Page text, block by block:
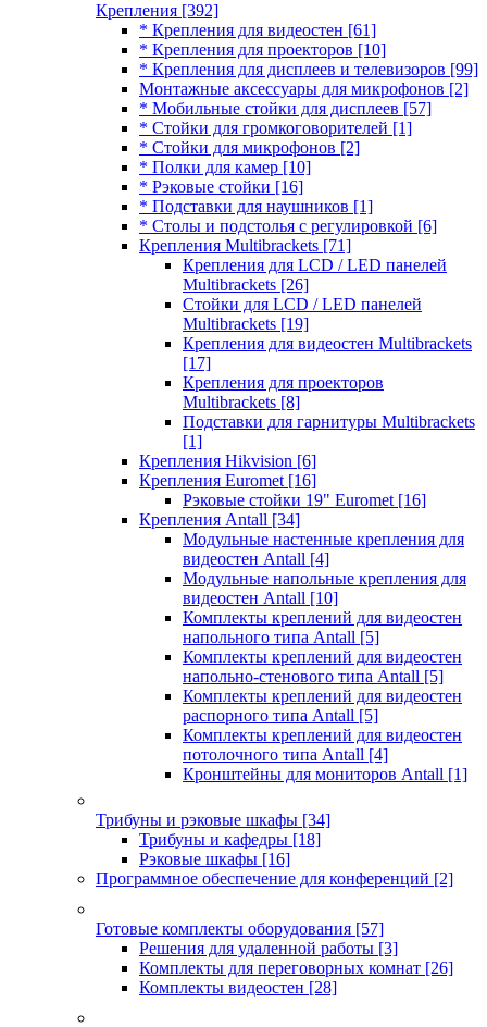
Крепления [392]
* Крепления для видеостен [61]
* Крепления для проекторов [10]
* Крепления для дисплеев и телевизоров [99]
Монтажные аксессуары для микрофонов [2]
* Мобильные стойки для дисплеев [57]
* Стойки для громкоговорителей [1]
* Стойки для микрофонов [2]
* Полки для камер [10]
* Рэковые стойки [16]
* Подставки для наушников [1]
* Столы и подстолья с регулировкой [6]
Крепления Multibrackets [71]
Крепления для LCD / LED панелей
Multibrackets [26]
Стойки для LCD / LED панелей
Multibrackets [19]
Крепления для видеостен Multibrackets
[17]
Крепления для проекторов
Multibrackets [8]
Подставки для гарнитуры Multibrackets
[1]
Крепления Hikvision [6]
Крепления Euromet [16]
Рэковые стойки 19" Euromet [16]
Крепления Antall [34]
Модульные настенные крепления для
видеостен Antall [4]
Модульные напольные крепления для
видеостен Antall [10]
Комплекты креплений для видеостен
напольного типа Antall [5]
Комплекты креплений для видеостен
напольно-стенового типа Antall [5]
Комплекты креплений для видеостен
распорного типа Antall [5]
Комплекты креплений для видеостен
потолочного типа Antall [4]
Кронштейны для мониторов Antall [1]
Трибуны и рэковые шкафы [34]
Трибуны и кафедры [18]
Рэковые шкафы [16]
Программное обеспечение для конференций [2]
Готовые комплекты оборудования [57]
Решения для удаленной работы [3]
Комплекты для переговорных комнат [26]
Комплекты видеостен [28]